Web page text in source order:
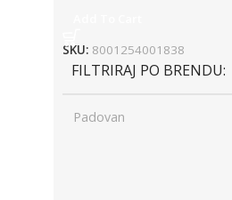
SKU: 8001254001838
FILTRIRAJ PO BRENDU
Padovan